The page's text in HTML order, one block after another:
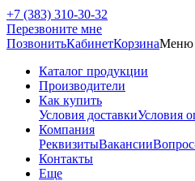
+7 (383) 310-30-32
Перезвоните мне
ПозвонитьКабинетКорзинаМеню
Каталог продукции
Производители
Как купить
Условия доставкиУсловия
Компания
РеквизитыВакансии
Контакты
Еще